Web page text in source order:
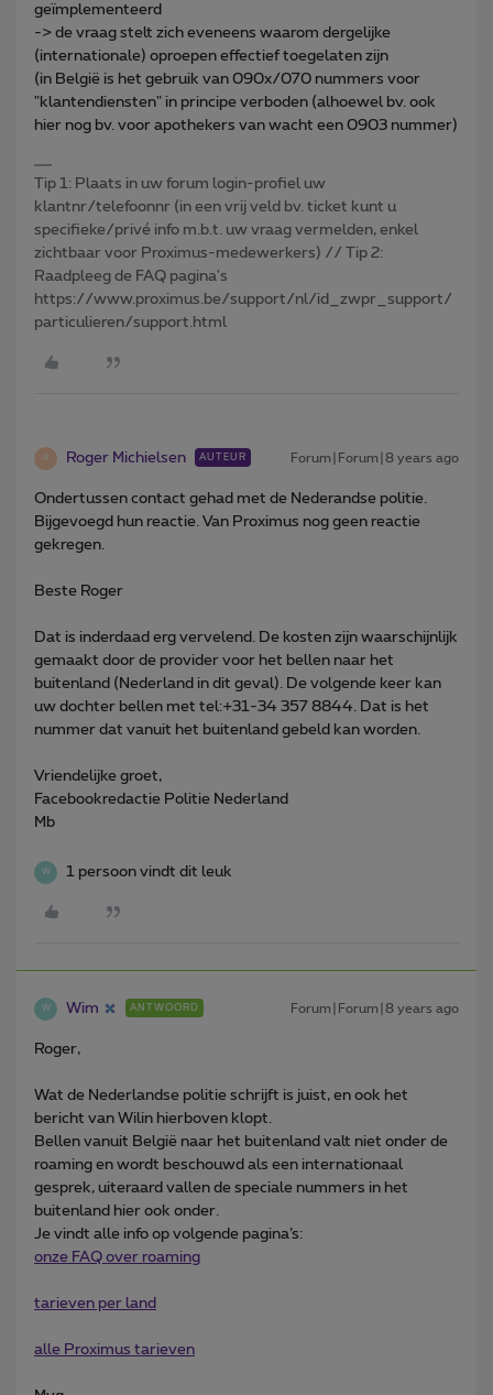
geïmplementeerd
-> de vraag stelt zich eveneens waarom dergelijke
(internationale) oproepen effectief toegelaten zijn
(in België is het gebruik van 090x/070 nummers voor
"klantendiensten" in principe verboden (alhoewel bv. ook
hier nog bv. voor apothekers van wacht een 0903 nummer)
Tip 1: Plaats in uw forum login-profiel uw
klantnr/telefoonnr (in een vrij veld bv. ticket kunt u
specifieke/privé info m.b.t. uw vraag vermelden, enkel
zichtbaar voor Proximus-medewerkers) // Tip 2:
Raadpleeg de FAQ pagina's
https://www.proximus.be/support/nl/id_zwpr_support/
particulieren/support.html
R Roger Michielsen AUTEUR Forum|Forum|8 years ago
Ondertussen contact gehad met de Nederandse politie.
Bijgevoegd hun reactie. Van Proximus nog geen reactie
gekregen.
Beste Roger
Dat is inderdaad erg vervelend. De kosten zijn waarschijnlijk
gemaakt door de provider voor het bellen naar het
buitenland (Nederland in dit geval). De volgende keer kan
uw dochter bellen met tel:+31-34 357 8844. Dat is het
nummer dat vanuit het buitenland gebeld kan worden.
Vriendelijke groet,
Facebookredactie Politie Nederland
Mb
W 1 persoon vindt dit leuk
W Wim ANTWOORD Forum|Forum|8 years ago
Roger,
Wat de Nederlandse politie schrijft is juist, en ook het
bericht van Wilin hierboven klopt.
Bellen vanuit België naar het buitenland valt niet onder de
roaming en wordt beschouwd als een internationaal
gesprek, uiteraard vallen de speciale nummers in het
buitenland hier ook onder.
Je vindt alle info op volgende pagina’s:
onze FAQ over roaming
tarieven per land
alle Proximus tarieven